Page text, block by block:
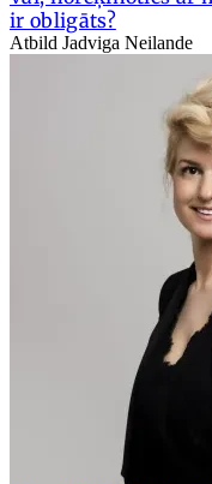
ir obligāts?
Atbild Jadviga Neilande